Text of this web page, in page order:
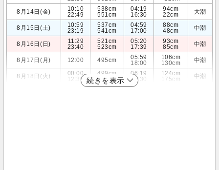
8月14日(金)
10:10
22:49
538cm
551cm
04:19
16:30
94cm
22cm
大潮
8月15日(土)
10:59
23:19
537cm
541cm
04:59
17:00
88cm
48cm
中潮
8月16日(日)
11:29
23:40
521cm
523cm
05:20
17:39
93cm
85cm
中潮
8月17日(月) 12:00 495cm
05:59
18:00
106cm
130cm
中潮
8月18日(火)
00:00
12:30
499cm
461cm
06:19
18:30
124cm
175cm
中潮
続きを表示